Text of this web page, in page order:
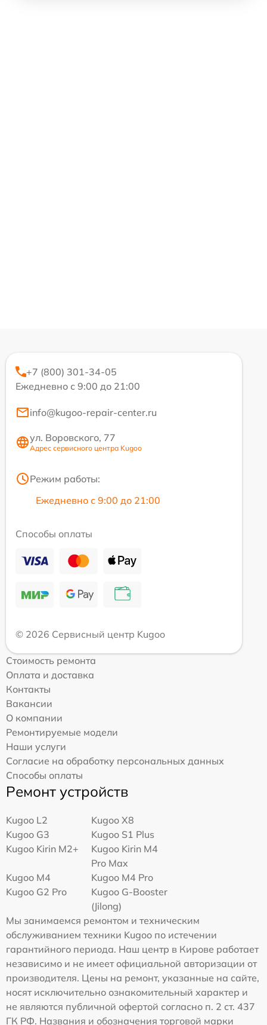
+7 (800) 301-34-05
Ежедневно с 9:00 до 21:00
info@kugoo-repair-center.ru
ул. Воровского, 77
Адрес сервисного центра Kugoo
Режим работы:
Ежедневно с 9:00 до 21:00
Способы оплаты
© 2026 Сервисный центр Kugoo
Стоимость ремонта
Оплата и доставка
Контакты
Вакансии
О компании
Ремонтируемые модели
Наши услуги
Согласие на обработку персональных данных
Способы оплаты
Ремонт устройств
Kugoo L2
Kugoo X8
Kugoo G3
Kugoo S1 Plus
Kugoo Kirin M2+
Kugoo Kirin M4
Pro Max
Kugoo M4
Kugoo M4 Pro
Kugoo G2 Pro
Kugoo G-Booster
(Jilong)
Мы занимаемся ремонтом и техническим
обслуживанием техники Kugoo по истечении
гарантийного периода. Наш центр в Кирове работает
независимо и не имеет официальной авторизации от
производителя. Цены на ремонт, указанные на сайте,
носят исключительно ознакомительный характер и
не являются публичной офертой согласно п. 2 ст. 437
ГК РФ. Названия и обозначения торговой марки